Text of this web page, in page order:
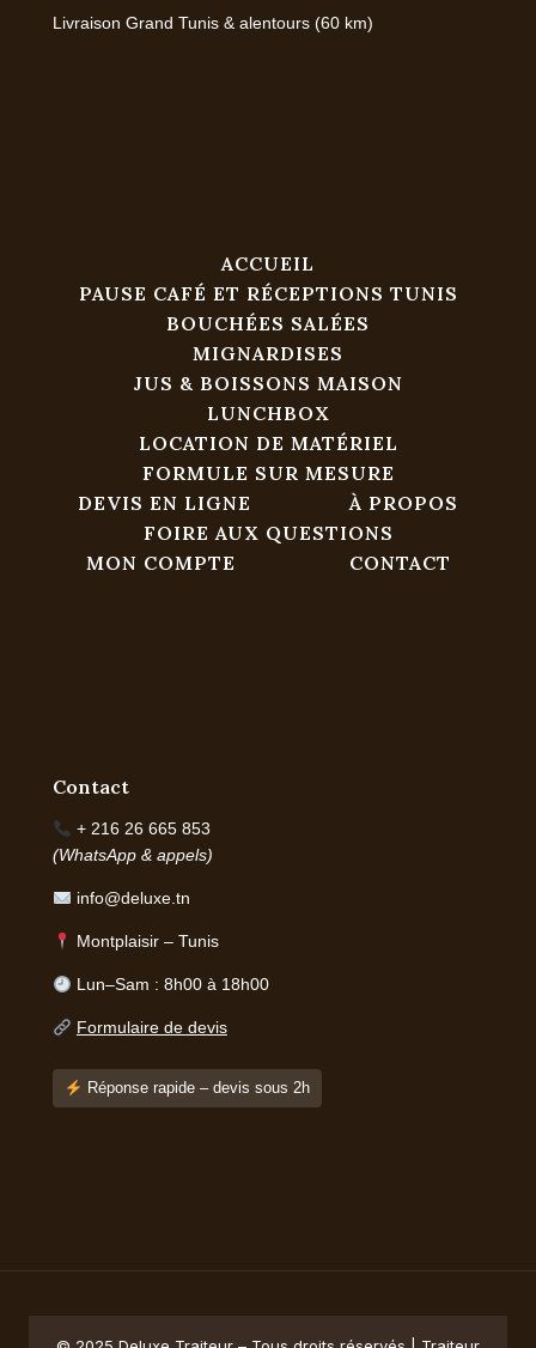
Livraison Grand Tunis & alentours (60 km)
ACCUEIL
PAUSE CAFÉ ET RÉCEPTIONS TUNIS
BOUCHÉES SALÉES
MIGNARDISES
JUS & BOISSONS MAISON
LUNCHBOX
LOCATION DE MATÉRIEL
FORMULE SUR MESURE
DEVIS EN LIGNE
À PROPOS
FOIRE AUX QUESTIONS
MON COMPTE
CONTACT
Contact
+ 216 26 665 853
(WhatsApp & appels)
info@deluxe.tn
Montplaisir – Tunis
Lun–Sam : 8h00 à 18h00
Formulaire de devis
Réponse rapide – devis sous 2h